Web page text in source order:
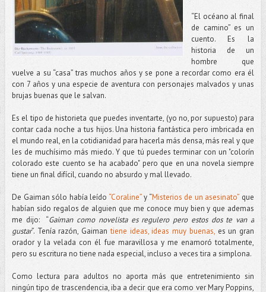
“El océano al final
de camino” es un
cuento. Es la
historia de un
hombre que
vuelve a su “casa” tras muchos años y se pone a recordar como era él
con 7 años y una especie de aventura con personajes malvados y unas
brujas buenas que le salvan.
Es el tipo de historieta que puedes inventarte, (yo no, por supuesto) para
contar cada noche a tus hijos. Una historia fantástica pero imbricada en
el mundo real, en la cotidianidad para hacerla más densa, más real y que
les de muchísimo más miedo. Y que tú puedes terminar con un "colorín
colorado este cuento se ha acabado" pero que en una novela siempre
tiene un final difícil, cuando no absurdo y mal llevado.
De Gaiman sólo había leído “Coraline”y “Misterios de un asesinato” que
habían sido regalos de alguien que me conoce muy bien y que ademas
me dijo: “Gaiman como novelista es regulero pero estos dos te van a
gustar”. Tenía razón, Gaimantiene ideas, ideas muy buenas,es un gran
orador y la velada con él fue maravillosa y me enamoró totalmente,
pero su escritura no tiene nada especial, incluso a veces tira a simplona.
Como lectura para adultos no aporta más que entretenimiento sin
ningún tipo de trascendencia, iba a decir que era como ver Mary Poppins,